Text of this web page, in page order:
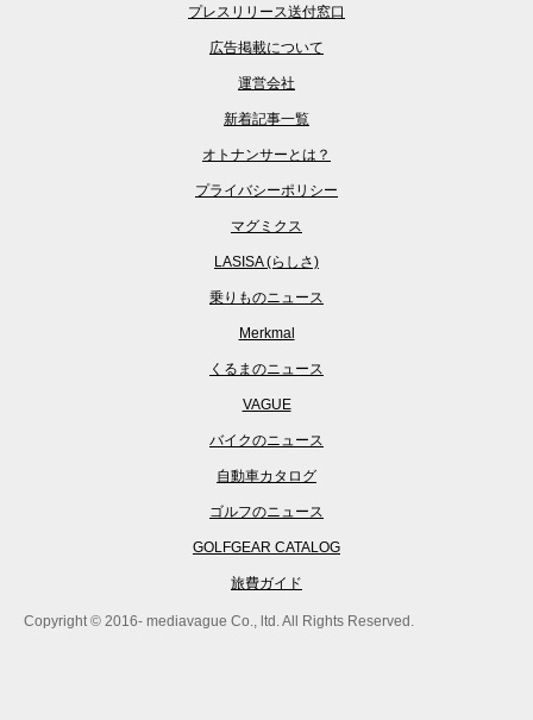
プレスリリース送付窓口
広告掲載について
運営会社
新着記事一覧
オトナンサーとは？
プライバシーポリシー
マグミクス
LASISA (らしさ)
乗りものニュース
Merkmal
くるまのニュース
VAGUE
バイクのニュース
自動車カタログ
ゴルフのニュース
GOLFGEAR CATALOG
旅費ガイド
Copyright © 2016- mediavague Co., ltd. All Rights Reserved.